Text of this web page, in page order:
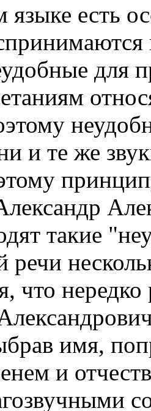
есть
для
и те же
такие
речи
что нередко
имя,
и